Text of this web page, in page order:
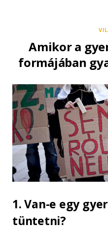
Amikor a
formájában
1. Van-e egy
tüntetni?